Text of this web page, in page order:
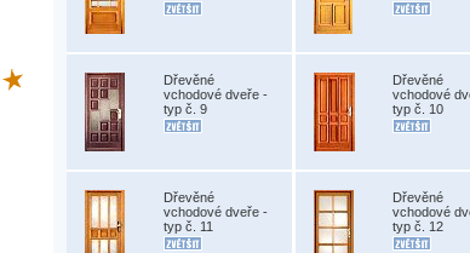
Dřevěné
vchodové dveře -
typ č. 9
Dřevěné
vchodové
typ č. 10
Dřevěné
vchodové dveře -
typ č. 11
Dřevěné
vchodové
typ č. 12